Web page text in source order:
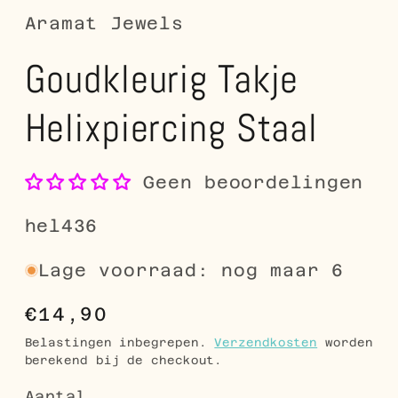
Aramat Jewels
Goudkleurig Takje
Helixpiercing Staal
Geen beoordelingen
SKU:
hel436
Lage voorraad: nog maar 6
Normale
prijs
€14,90
Belastingen inbegrepen.Verzendkosten worden
berekend bij de checkout.